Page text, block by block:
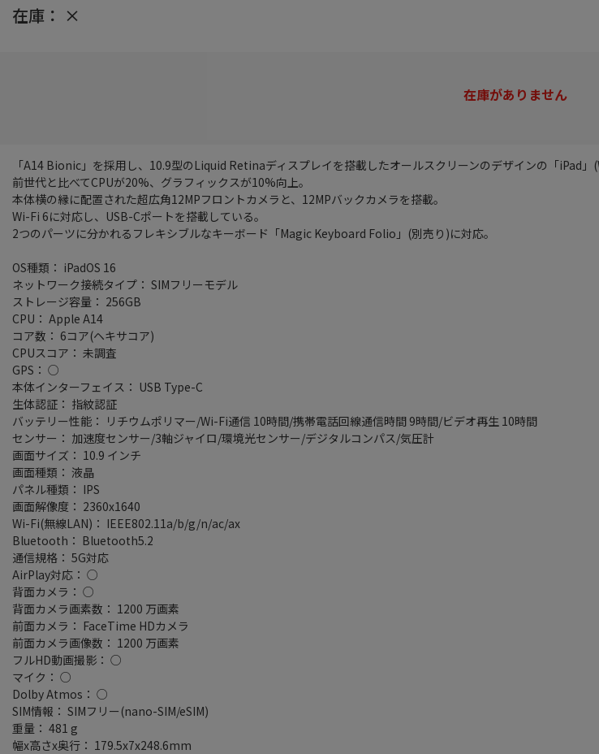
在庫： ×
在庫がありません
「A14 Bionic」を採用し、10.9型のLiquid Retinaディスプレイを搭載したオールスクリーンのデザインの「iPad」
前世代と比べてCPUが20%、グラフィックスが10%向上。
本体横の縁に配置された超広角12MPフロントカメラと、12MPバックカメラを搭載。
Wi-Fi 6に対応し、USB-Cポートを搭載している。
2つのパーツに分かれるフレキシブルなキーボード「Magic Keyboard Folio」(別売り)に対応。
OS種類： iPadOS 16
ネットワーク接続タイプ： SIMフリーモデル
ストレージ容量： 256GB
CPU： Apple A14
コア数： 6コア(ヘキサコア)
CPUスコア： 未調査
GPS： ○
本体インターフェイス： USB Type-C
生体認証： 指紋認証
バッテリー性能： リチウムポリマー/Wi-Fi通信 10時間/携帯電話回線通信時間 9時間/ビデオ再生 10時間
センサー： 加速度センサー/3軸ジャイロ/環境光センサー/デジタルコンパス/気圧計
画面サイズ： 10.9 インチ
画面種類： 液晶
パネル種類： IPS
画面解像度： 2360x1640
Wi-Fi(無線LAN)： IEEE802.11a/b/g/n/ac/ax
Bluetooth： Bluetooth5.2
通信規格： 5G対応
AirPlay対応： ○
背面カメラ： ○
背面カメラ画素数： 1200 万画素
前面カメラ： FaceTime HDカメラ
前面カメラ画像数： 1200 万画素
フルHD動画撮影： ○
マイク： ○
Dolby Atmos： ○
SIM情報： SIMフリー(nano-SIM/eSIM)
重量： 481 g
幅x高さx奥行： 179.5x7x248.6mm